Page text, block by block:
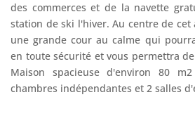
des commerces et de la navette
station de ski l'hiver. Au centre de cet
une grande cour au calme qui
en toute sécurité et vous permettra
Maison spacieuse d'environ 80
chambres indépendantes et 2 salles